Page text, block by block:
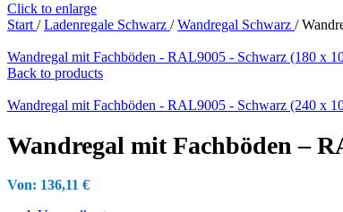
Click to enlarge
Start / Ladenregale Schwarz / Wandregal Schwarz /
Wandregal mit Fachböden - RAL9005 - Schwarz (180 x
Back to products
Wandregal mit Fachböden - RAL9005 - Schwarz (240 x
Wandregal mit Fachböden –
Von: 136,11 €